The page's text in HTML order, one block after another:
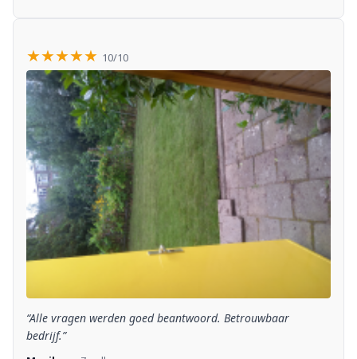
★★★★★ 10/10
“Alle vragen werden goed beantwoord. Betrouwbaar
bedrijf.”